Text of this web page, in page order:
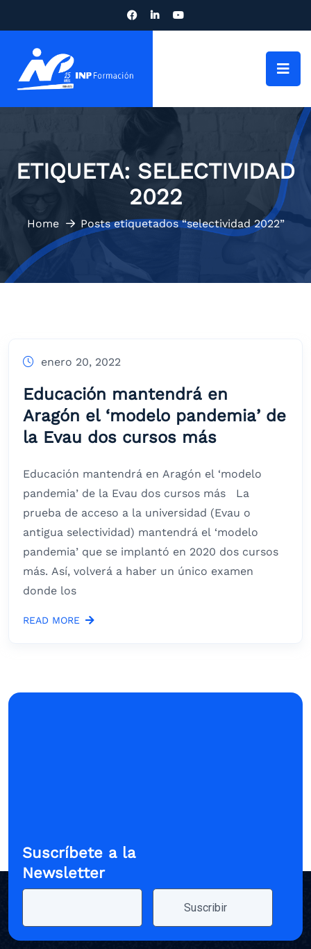
ETIQUETA: SELECTIVIDAD
2022
Home Posts etiquetados “selectividad 2022”
enero 20, 2022
Educación mantendrá en
Aragón el ‘modelo pandemia’ de
la Evau dos cursos más
Educación mantendrá en Aragón el ‘modelo
pandemia’ de la Evau dos cursos más La
prueba de acceso a la universidad (Evau o
antigua selectividad) mantendrá el ‘modelo
pandemia’ que se implantó en 2020 dos cursos
más. Así, volverá a haber un único examen
donde los
READ MORE
Suscríbete a la
Newsletter